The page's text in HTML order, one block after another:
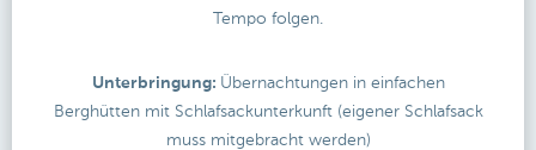
Tempo folgen.
Unterbringung: Übernachtungen in einfachen
Berghütten mit Schlafsackunterkunft (eigener Schlafsack
muss mitgebracht werden)